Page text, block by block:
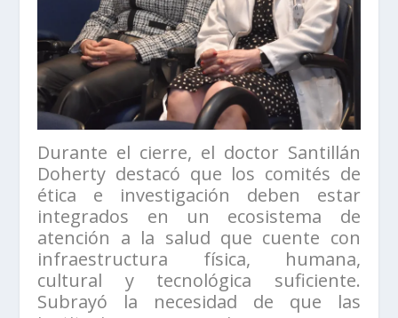
Durante el cierre, el doctor Santillán
Doherty destacó que los comités de
ética e investigación deben estar
integrados en un ecosistema de
atención a la salud que cuente con
infraestructura física, humana,
cultural y tecnológica suficiente.
Subrayó la necesidad de que las